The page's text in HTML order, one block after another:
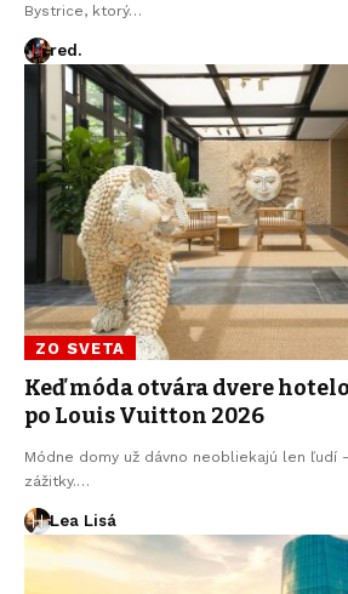
Bystrice, ktorý…
red.
ZO SVETA
Keď móda otvára dvere
po Louis Vuitton 2026
Módne domy už dávno neobliekajú len ľudí
zážitky.…
Lea Lisá